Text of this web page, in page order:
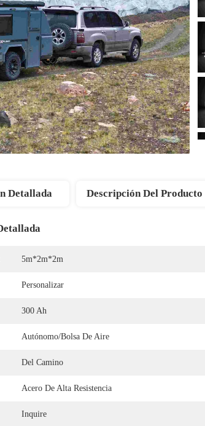
Detallada Descripción Del Producto
5m*2m*2m
Personalizar
300 Ah
Autónomo/bolsa De Aire
Del Camino
Acero De Alta Resistencia
Inquire